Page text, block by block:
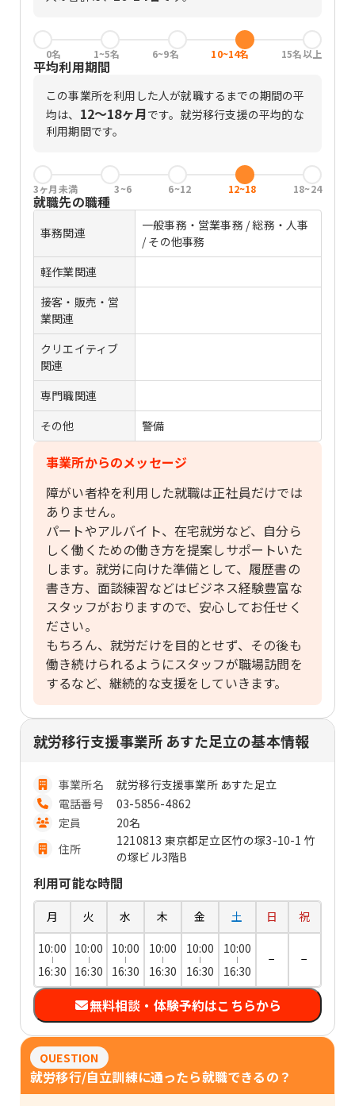
0名 1~5名 6~9名 10~14名 15名以上
平均利用期間
この事業所を利用した人が就職するまでの期間の平
均は、 12〜18ヶ月です。 就労移行支援の平均的な
利用期間です。
3ヶ月未満 3~6 6~12 12~18 18~24
就職先の職種
事務関連
一般事務・営業事務 / 総務・人事
/ その他事務
軽作業関連
接客・販売・営
業関連
クリエイティブ
関連
専門職関連
その他
警備
事業所からのメッセージ
障がい者枠を利用した就職は正社員だけでは
ありません。
パートやアルバイト、在宅就労など、自分ら
しく働くための働き方を提案しサポートいた
します。就労に向けた準備として、履歴書の
書き方、面談練習などはビジネス経験豊富な
スタッフがおりますので、安心してお任せく
ださい。
もちろん、就労だけを目的とせず、その後も
働き続けられるようにスタッフが職場訪問を
するなど、継続的な支援をしていきます。
就労移行支援事業所 あすた足立の基本情報
事業所名
就労移行支援事業所 あすた足立
電話番号
03-5856-4862
定員
20名
住所
1210813 東京都足立区竹の塚3-10-1 竹
の塚ビル3階B
利用可能な時間
月 火 水 木 金 土 日
祝
10:00
16:30
10:00
16:30
10:00
16:30
10:00
16:30
10:00
16:30
10:00
16:30
− −
無料相談・体験予約はこちらから
QUESTION
就労移行/自立訓練に通ったら就職できるの？